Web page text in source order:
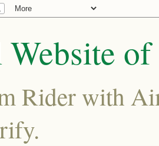
Rider with